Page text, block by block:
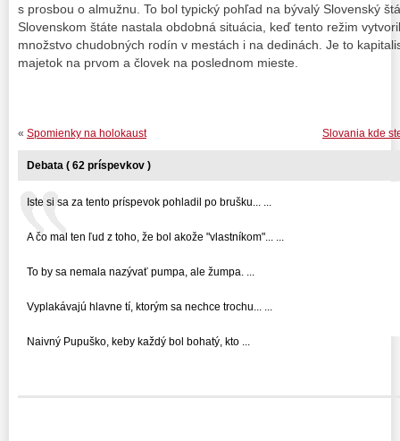
s prosbou o almužnu. To bol typický pohľad na bývalý Slovenský
Slovenskom štáte nastala obdobná situácia, keď tento režim
množstvo chudobných rodín v mestách i na dedinách. Je to
majetok na prvom a človek na poslednom mieste.
Slovania kde
« Spomienky na holokaust
Debata ( 62 príspevkov )
Iste si sa za tento príspevok pohladil po brušku... ...
A čo mal ten ľud z toho, že bol akože "vlastníkom"... ...
To by sa nemala nazývať pumpa, ale žumpa. ...
Vyplakávajú hlavne tí, ktorým sa nechce trochu... ...
Naivný Pupuško, keby každý bol bohatý, kto ...